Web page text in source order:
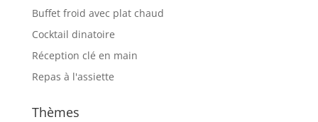
Buffet froid avec plat chaud
Cocktail dinatoire
Réception clé en main
Repas à l'assiette
Thèmes